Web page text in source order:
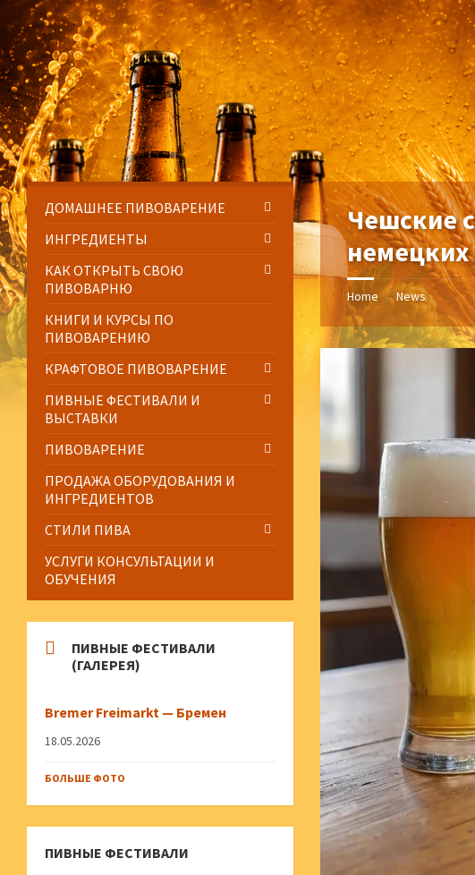
to
content
to
left
sidebar
to
right
sidebar
to
footer
Чешские
немецких
Home / News
ДОМАШНЕЕ ПИВОВАРЕНИЕ
ИНГРЕДИЕНТЫ
КАК ОТКРЫТЬ СВОЮ
ПИВОВАРНЮ
КНИГИ И КУРСЫ ПО
ПИВОВАРЕНИЮ
КРАФТОВОЕ ПИВОВАРЕНИЕ
ПИВНЫЕ ФЕСТИВАЛИ И
ВЫСТАВКИ
ПИВОВАРЕНИЕ
ПРОДАЖА ОБОРУДОВАНИЯ И
ИНГРЕДИЕНТОВ
СТИЛИ ПИВА
УСЛУГИ КОНСУЛЬТАЦИИ И
ОБУЧЕНИЯ
ПИВНЫЕ ФЕСТИВАЛИ
(ГАЛЕРЕЯ)
Bremer Freimarkt — Бремен
18.05.2026
БОЛЬШЕ ФОТО
ПИВНЫЕ ФЕСТИВАЛИ